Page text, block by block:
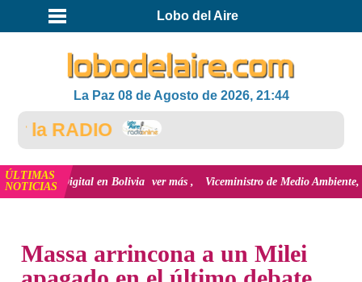
Lobo del Aire
La Paz 08 de Agosto de 2026, 21:44
RADIO
ÚLTIMAS
NOTICIAS
Digital en Bolivia ver más Viceministro de Medio Ambiente, José
Massa arrincona a un Milei